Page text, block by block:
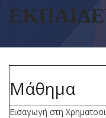
Μάθημα
Εισαγωγή στη